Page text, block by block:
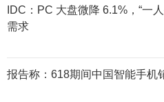
IDC：PC 大盘微降 6.1%，“一
需求
报告称：618期间中国智能手机